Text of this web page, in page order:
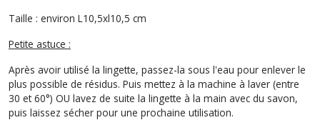
Taille : environ L10,5xl10,5 cm
Petite astuce :
Après avoir utilisé la lingette, passez-la sous l'eau pour enlever le
plus possible de résidus. Puis mettez à la machine à laver (entre
30 et 60°) OU lavez de suite la lingette à la main avec du savon,
puis laissez sécher pour une prochaine utilisation.